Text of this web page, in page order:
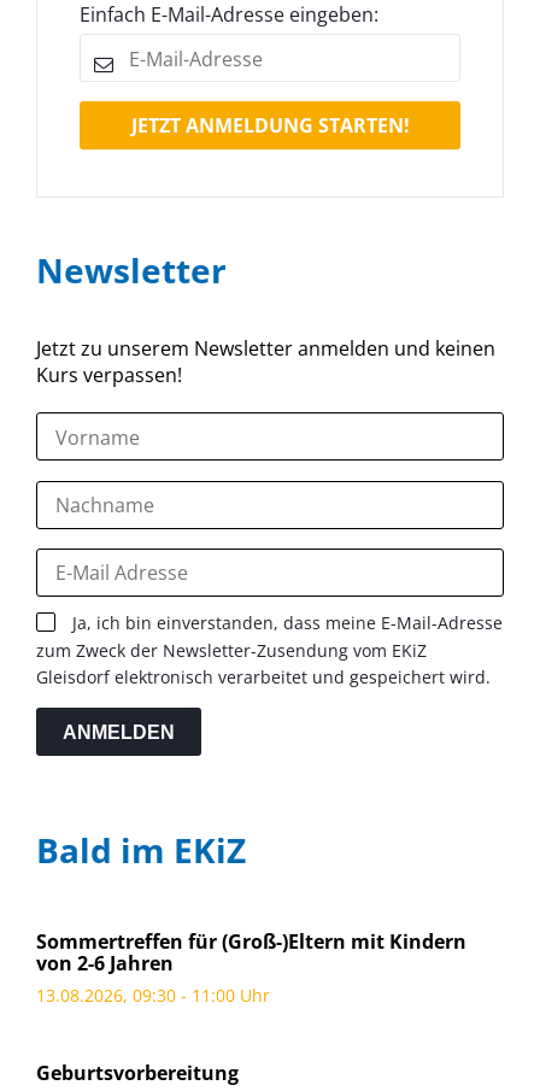
Newsletter
Jetzt zu unserem Newsletter anmelden und keinen
Kurs verpassen!
Ja, ich bin einverstanden, dass meine E-Mail-Adresse
zum Zweck der Newsletter-Zusendung vom EKiZ
Gleisdorf elektronisch verarbeitet und gespeichert wird.
ANMELDEN
Bald im EKiZ
Sommertreffen für (Groß-)Eltern mit Kindern
von 2-6 Jahren
13.08.2026, 09:30 - 11:00 Uhr
Geburtsvorbereitung
Einfach E-Mail-Adresse eingeben:
JETZT ANMELDUNG STARTEN!